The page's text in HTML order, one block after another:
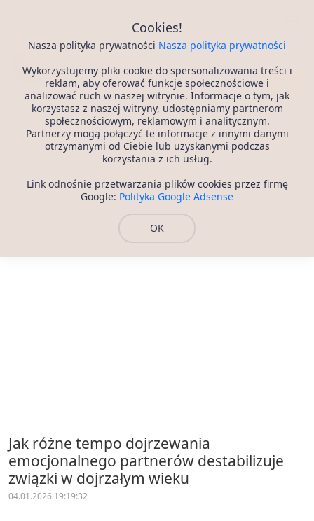
Cookies!
Nasza polityka prywatności Nasza polityka prywatności
Wykorzystujemy pliki cookie do spersonalizowania treści i
reklam, aby oferować funkcje społecznościowe i
analizować ruch w naszej witrynie. Informacje o tym, jak
korzystasz z naszej witryny, udostępniamy partnerom
społecznościowym, reklamowym i analitycznym.
Partnerzy mogą połączyć te informacje z innymi danymi
otrzymanymi od Ciebie lub uzyskanymi podczas
korzystania z ich usług.
Link odnośnie przetwarzania plików cookies przez firmę
Google: Polityka Google Adsense
OK
Portal Randkowy
Jak różne tempo dojrzewania
emocjonalnego partnerów destabilizuje
związki w dojrzałym wieku
04.01.2026 19:19:32